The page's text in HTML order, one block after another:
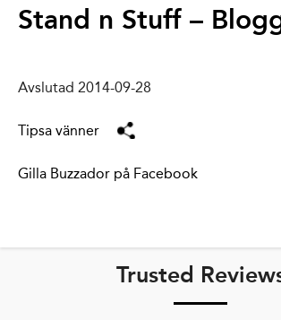
Stand n Stuff –
Avslutad 2014-09-28
Tipsa vänner
Gilla Buzzador på Facebook
Trusted